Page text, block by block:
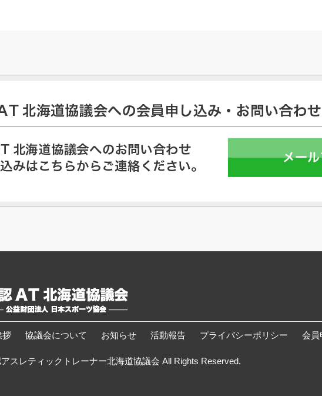
拶 協議会について お知らせ 活動報告 プライバシーポリシー 会員
スレティックトレーナー北海道協議会 All Rights Reserved.